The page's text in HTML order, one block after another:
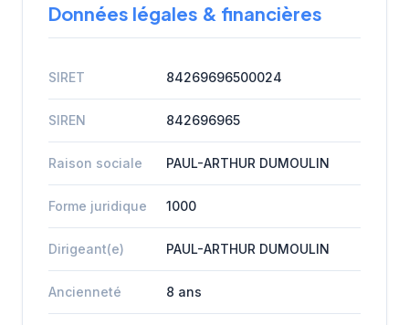
Données légales & financières
SIRET 84269696500024
SIREN 842696965
Raison sociale PAUL-ARTHUR DUMOULIN
Forme juridique 1000
Dirigeant(e) PAUL-ARTHUR DUMOULIN
Ancienneté 8 ans